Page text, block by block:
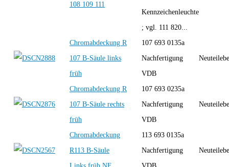
108 109 111
Kennzeichenleuchte
; vgl. 111 820...
Chromabdeckung R
107 B-Säule links
früh
107 693 0135a
Nachfertigung
VDB
Chromabdeckung R
107 B-Säule rechts
früh
107 693 0235a
Nachfertigung
VDB
Chromabdeckung
R113 B-Säule
113 693 0135a
Nachfertigung